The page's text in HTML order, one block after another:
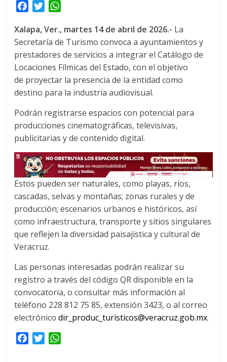
c
e
b
o
o
k
T
i
t
t
e
r
a
t
s
A
p
p
Xalapa, Ver., martes 14de abril de 2026.- La
Secretaría de Turismo convoca a ayuntamientos y
prestadores de servicios a integrar el Catálogo de
Locaciones Fílmicas del Estado, con el objetivo
de proyectar la presencia de la entidad como
destino para la industria audiovisual.
Podrán registrarse espacios con potencial para
producciones cinematográficas, televisivas,
publicitarias y de contenido digital.
Estos pueden ser naturales, como playas, ríos,
cascadas, selvas y montañas; zonas rurales y de
producción; escenarios urbanos e históricos, así
como infraestructura, transporte y sitios singulares
que reflejen la diversidad paisajística y cultural de
Veracruz.
Las personas interesadas podrán realizar su
registro a través del código QR disponible en la
convocatoria, o consultar más información al
teléfono 228 812 75 85, extensión 3423, o al correo
electrónicodir_produc_turisticos@veracruz.gob.mx.
T